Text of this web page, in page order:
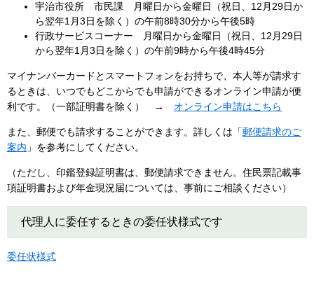
宇治市役所 市民課 月曜日から金曜日（祝日、12月29日か
ら翌年1月3日を除く）の午前8時30分から午後5時
行政サービスコーナー 月曜日から金曜日（祝日、12月29日
から翌年1月3日を除く）の午前9時から午後4時45分
マイナンバーカードとスマートフォンをお持ちで、本人等が請求す
るときは、いつでもどこからでも申請ができるオンライン申請が便
利です。（一部証明書を除く） → オンライン申請はこちら
また、郵便でも請求することができます。詳しくは「郵便請求のご
案内 」を参考にしてください。
（ただし、印鑑登録証明書は、郵便請求できません。住民票記載事
項証明書および年金現況届については、事前にご相談ください）
代理人に委任するときの委任状様式です
委任状様式